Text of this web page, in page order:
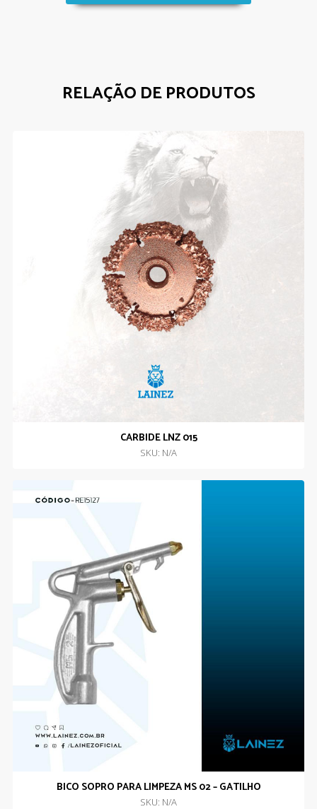
RELAÇÃO DE PRODUTOS
CARBIDE LNZ 015
SKU: N/A
BICO SOPRO PARA LIMPEZA MS 02 – GATILHO
SKU: N/A